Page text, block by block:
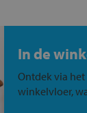
In de
Ontdek via
winkelvloer,